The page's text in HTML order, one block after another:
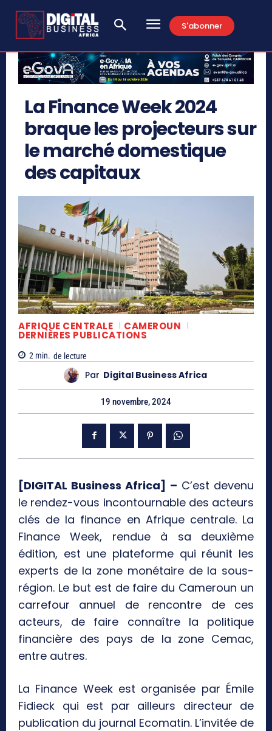
S'abonner
La Finance Week 2024
braque les projecteurs sur
le marché domestique
des capitaux
AFRIQUE CENTRALE CAMEROUN
DERNIÈRES PUBLICATIONS
2 min. de lecture
Par Digital Business Africa
19 novembre, 2024
[DIGITAL Business Africa] – C’est devenu
le rendez-vous incontournable des acteurs
clés de la finance en Afrique centrale. La
Finance Week, rendue à sa deuxième
édition, est une plateforme qui réunit les
experts de la zone monétaire de la sous-
région. Le but est de faire du Cameroun un
carrefour annuel de rencontre de ces
acteurs, de faire connaître la politique
financière des pays de la zone Cemac,
entre autres.
La Finance Week est organisée par Émile
Fidieck qui est par ailleurs directeur de
publication du journal Ecomatin. L’invitée de